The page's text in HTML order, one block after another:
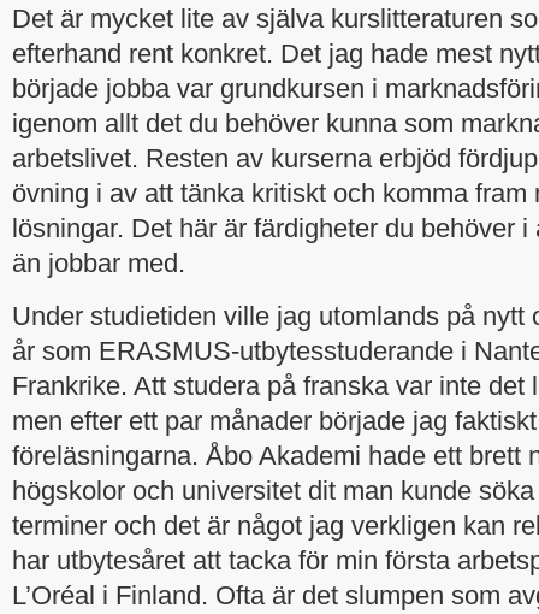
Det är mycket lite av själva kurslitteraturen
efterhand rent konkret. Det jag hade mest
började jobba var grundkursen i
igenom allt det du behöver kunna som
arbetslivet. Resten av kurserna erbjöd
övning i av att tänka kritiskt och komma fram
lösningar. Det här är färdigheter du behöver
än jobbar med.
Under studietiden ville jag utomlands på nytt
år som ERASMUS-utbytesstuderande i
Frankrike. Att studera på franska var inte det
men efter ett par månader började jag
föreläsningarna. Åbo Akademi hade ett brett
högskolor och universitet dit man kunde
terminer och det är något jag verkligen kan
har utbytesåret att tacka för min första
L’Oréal i Finland. Ofta är det slumpen som